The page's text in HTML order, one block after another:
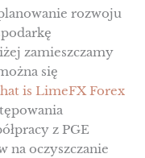
rozwoju
zamieszczamy
się
is LimeFX Forex
z PGE
na oczyszczanie